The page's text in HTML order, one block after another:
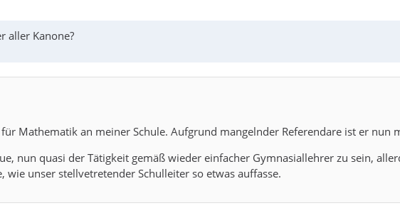
aller Kanone?
Mathematik an meiner Schule. Aufgrund mangelnder Referendare ist er nun
nun quasi der Tätigkeit gemäß wieder einfacher Gymnasiallehrer zu sein,
wie unser stellvetretender Schulleiter so etwas auffasse.